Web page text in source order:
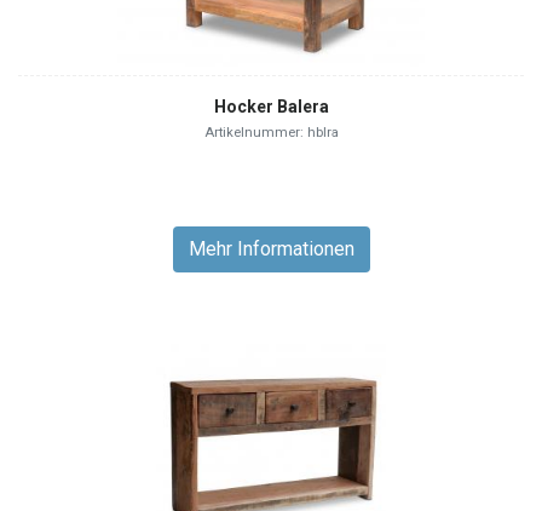
Hocker Balera
Artikelnummer: hblra
Mehr Informationen